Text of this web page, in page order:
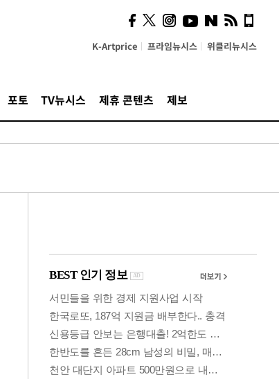
K-Artprice 프라임뉴시스 위클리뉴시스
포토 TV뉴시스 제휴 콘텐츠 제보
시, 스마트폰 액세서리에
NFC 더했다